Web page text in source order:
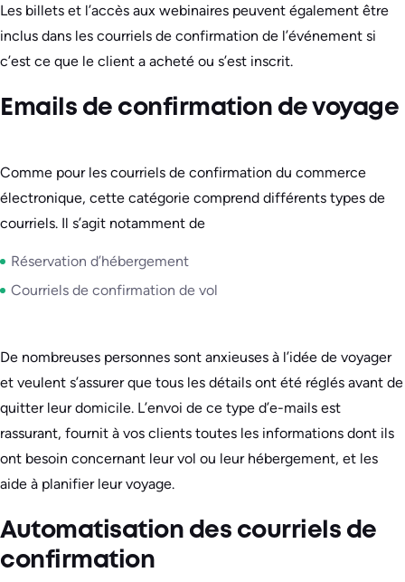
Les billets et l’accès aux webinaires peuvent également être
inclus dans les courriels de confirmation de l’événement si
c’est ce que le client a acheté ou s’est inscrit.
Emails de confirmation de voyage
Comme pour les courriels de confirmation du commerce
électronique, cette catégorie comprend différents types de
courriels. Il s’agit notamment de
Réservation d’hébergement
Courriels de confirmation de vol
De nombreuses personnes sont anxieuses à l’idée de voyager
et veulent s’assurer que tous les détails ont été réglés avant de
quitter leur domicile. L’envoi de ce type d’e-mails est
rassurant, fournit à vos clients toutes les informations dont ils
ont besoin concernant leur vol ou leur hébergement, et les
aide à planifier leur voyage.
Automatisation des courriels de
confirmation